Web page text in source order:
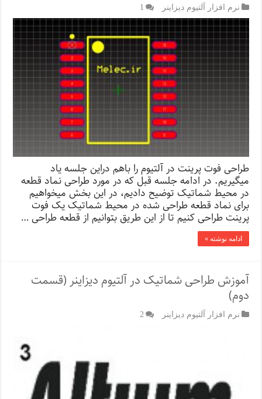
نرم افزار آلتیوم دیزاینر 1
طراحی فوت پرینت در آلتیوم را باهم دراین جلسه یاد
میگیریم. در ادامه جلسه قبل که در مورد طراحی نماد قطعه
در محیط شماتیک توضیح دادیم، در این بخش میخواهیم
برای نماد قطعه طراحی شده در محیط شماتیک یک فوت
پرینت طراحی کنیم تا از این طریق بتوانیم از قطعه طراحی …
ادامه نوشته »
آموزش طراحی شماتیک در آلتیوم دیزاینر (قسمت
دوم)
نرم افزار آلتیوم دیزاینر 2